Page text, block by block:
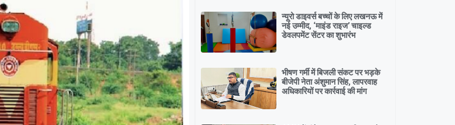
न्यूरो डाइवर्स बच्चों के लिए लखनऊ में
नई उम्मीद, ‘माइंड राइज’ चाइल्ड
डेवलपमेंट सेंटर का शुभारंभ
भीषण गर्मी में बिजली संकट पर भड़के
बीजेपी नेता अंशुमान सिंह, लापरवाह
अधिकारियों पर कार्रवाई की मांग